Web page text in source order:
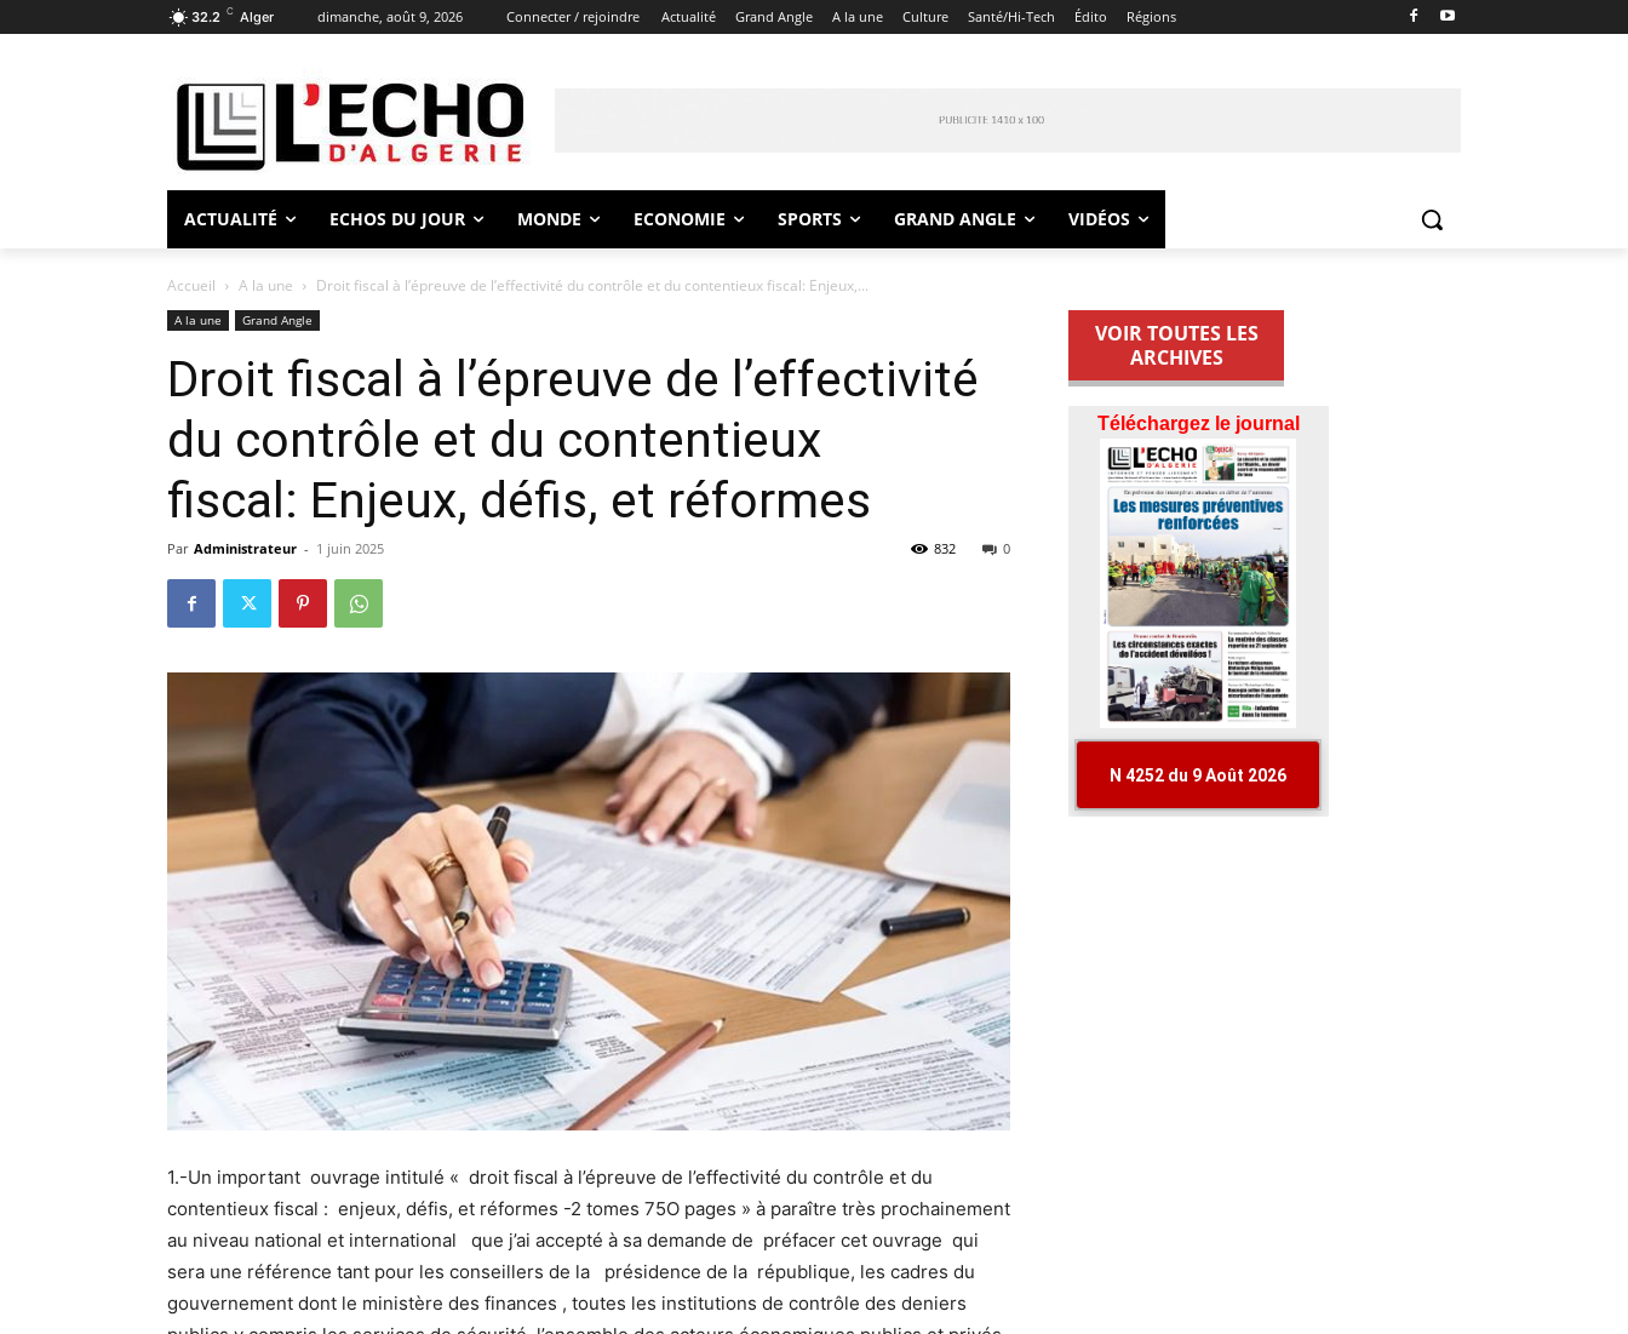
32.2 C Alger dimanche, août 9, 2026 Connecter / rejoindre Actualité Grand Angle A la une Culture Santé/Hi-Tech Édito Régions
ACTUALITÉ ECHOS DU JOUR MONDE ECONOMIE SPORTS GRAND ANGLE VIDÉOS
Accueil A la une Droit fiscal à l’épreuve de l’effectivité du contrôle et du contentieux fiscal: Enjeux,...
A la une Grand Angle
Droit fiscal à l’épreuve de l’effectivité
du contrôle et du contentieux
fiscal: Enjeux, défis, et réformes
Par Administrateur - 1 juin 2025 0
832
1.-Un important ouvrage intitulé « droit fiscal à l’épreuve de l’effectivité du contrôle et du
contentieux fiscal : enjeux, défis, et réformes -2 tomes 75O pages » à paraître très prochainement
au niveau national et international que j’ai accepté à sa demande de préfacer cet ouvrage qui
sera une référence tant pour les conseillers de la présidence de la république, les cadres du
gouvernement dont le ministère des finances , toutes les institutions de contrôle des deniers
VOIR TOUTES LES
ARCHIVES